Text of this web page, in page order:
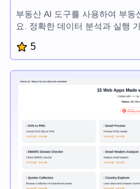
부동산 AI 도구를 사용하여 부동
요. 정확한 데이터 분석과 실행
수익 증대를 위한 맞춤형 조언
이트의 힘을 발휘하여 부동산
5